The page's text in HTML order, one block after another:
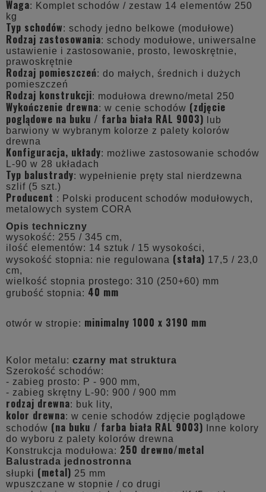
Waga: Komplet schodów / zestaw 14 elementów 250
kg
Typ schodów: schody jedno belkowe (modułowe)
Rodzaj zastosowania: schody modułowe, uniwersalne
ustawienie i zastosowanie, prosto, lewoskrętnie,
prawoskrętnie
Rodzaj pomieszczeń: do małych, średnich i dużych
pomieszczeń
Rodzaj konstrukcji: modułowa drewno/metal 250
Wykończenie drewna: w cenie schodów (zdjęcie
poglądowe na buku / farba biała RAL 9003) lub
barwiony w wybranym kolorze z palety kolorów
drewna
Konfiguracja, układy: możliwe zastosowanie schodów
L-90 w 28 układach
Typ balustrady: wypełnienie pręty stal nierdzewna
szlif (5 szt.)
Producent : Polski producent schodów modułowych,
metalowych system CORA
Opis techniczny
wysokość: 255 / 345 cm,
ilość elementów: 14 sztuk / 15 wysokości,
wysokość stopnia: nie regulowana (stała) 17,5 / 23,0
cm,
wielkość stopnia prostego: 310 (250+60) mm
grubość stopnia: 40 mm
otwór w stropie: minimalny 1000 x 3190 mm
Kolor metalu: czarny mat struktura
Szerokość schodów:
- zabieg prosto: P - 900 mm,
- zabieg skrętny L-90: 900 / 900 mm
rodzaj drewna: buk lity,
kolor drewna: w cenie schodów zdjęcie poglądowe
schodów (na buku / farba biała RAL 9003) Inne kolory
do wyboru z palety kolorów drewna
Konstrukcja modułowa: 250 drewno/metal
Balustrada jednostronna
słupki (metal) 25 mm
wpuszczane w stopnie / co drugi